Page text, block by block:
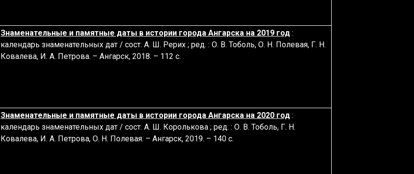
Знаменательные и памятные даты в истории города Ангарска на 2019 год :
календарь знаменательных дат / сост. А. Ш. Рерих ; ред. : О. В. Тоболь, О. Н. Полевая, Г. Н.
Ковалева, И. А. Петрова. – Ангарск, 2018. – 112 с.
Знаменательные и памятные даты в истории города Ангарска на 2020 год :
календарь знаменательных дат / сост. А. Ш. Королькова ; ред. : О. В. Тоболь, Г. Н.
Ковалева, И. А. Петрова, О. Н. Полевая. – Ангарск, 2019. – 140 с.